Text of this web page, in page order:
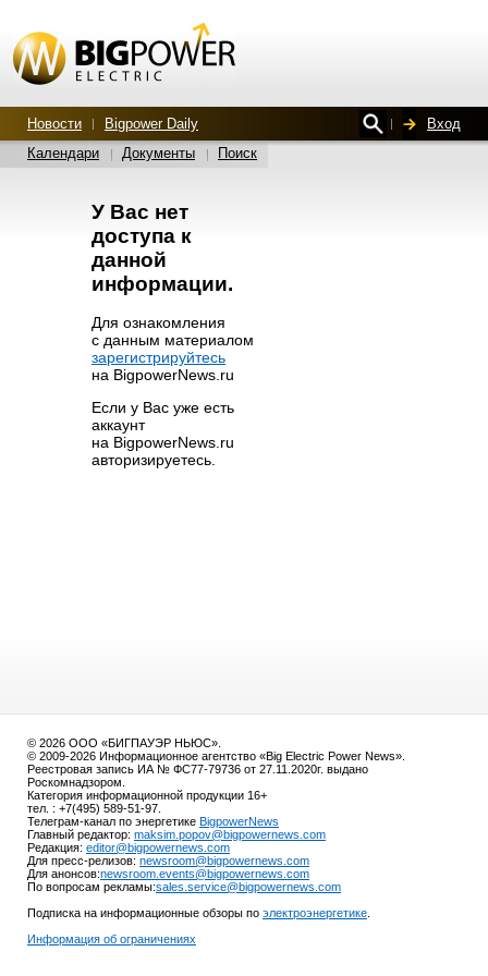
Новости Bigpower Daily
Вход
Календари
Документы Поиск
У Вас нет
доступа к
данной
информации.
Для ознакомления
с данным материалом
зарегистрируйтесь
на BigpowerNews.ru
Если у Вас уже есть
аккаунт
на BigpowerNews.ru
авторизируетесь.
© 2026 ООО «БИГПАУЭР НЬЮС».
© 2009-2026 Информационное агентство «Big Electric Power News».
Реестровая запись ИА № ФС77-79736 от 27.11.2020г. выдано
Роскомнадзором.
Категория информационной продукции 16+
тел. : +7(495) 589-51-97.
Телеграм-канал по энергетике BigpowerNews
Главный редактор: maksim.popov@bigpowernews.com
Редакция: editor@bigpowernews.com
Для пресс-релизов: newsroom@bigpowernews.com
Для анонсов:newsroom.events@bigpowernews.com
По вопросам рекламы:sales.service@bigpowernews.com
Подписка на информационные обзоры по электроэнергетике
Информация об ограничениях